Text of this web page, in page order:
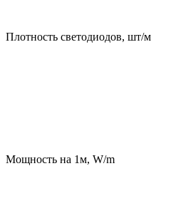
Плотность светодиодов, шт/м
Мощность на 1м, W/m